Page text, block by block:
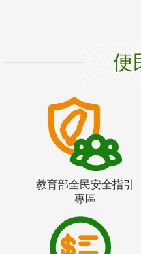
便
教育部全民安全指引
專區